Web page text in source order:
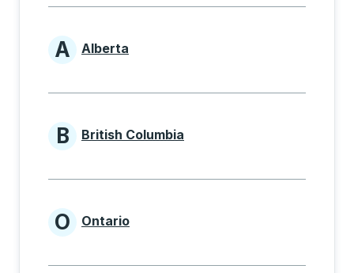
Provinces beginning with A
A Alberta
Provinces beginning with B
B British Columbia
Provinces beginning with O
O Ontario